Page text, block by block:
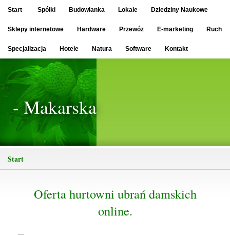
Start Spółki Budowlanka Lokale Dziedziny Naukowe
Sklepy internetowe Hardware Przewóz E-marketing Ruch
Specjalizacja Hotele Natura Software Kontakt
- Makarska
Start
Oferta hurtowni ubrań damskich
online.